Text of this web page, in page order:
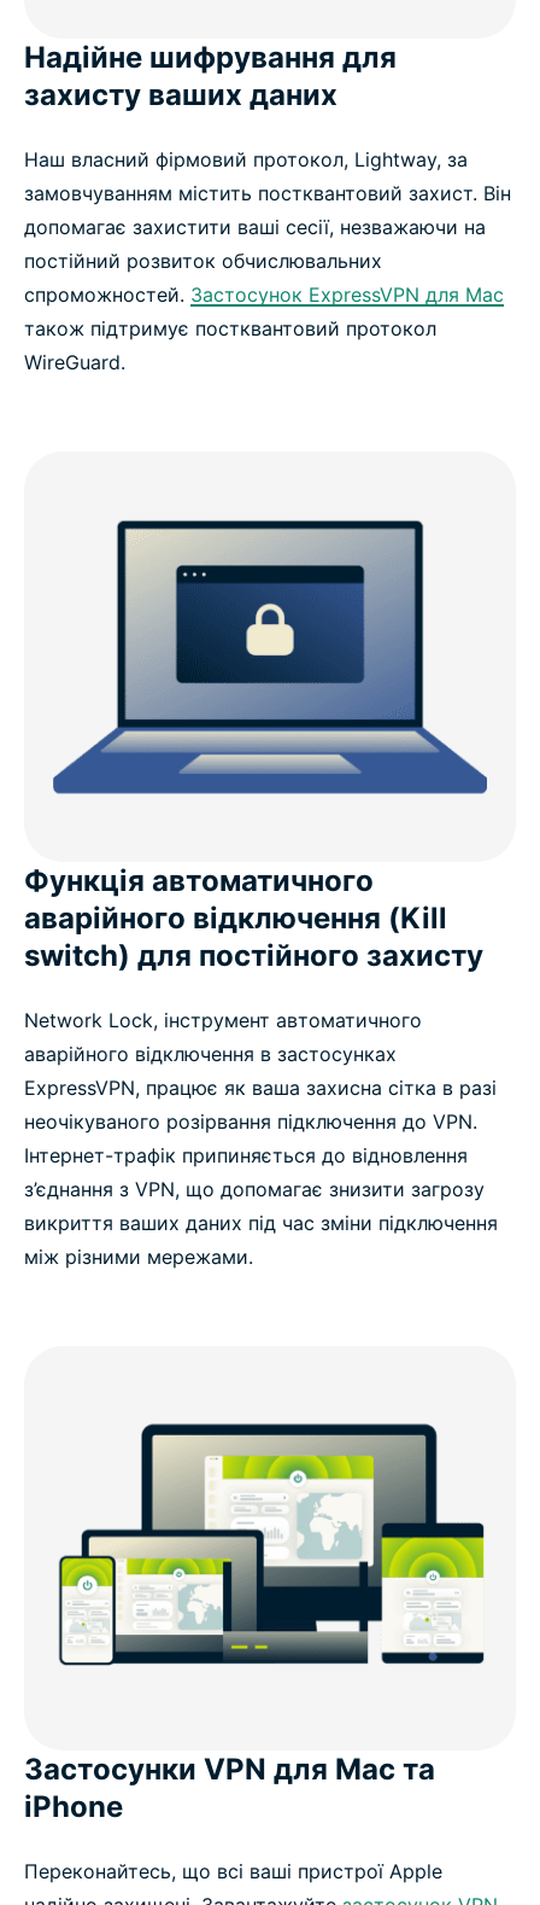
Надійне шифрування для
захисту ваших даних
Наш власний фірмовий протокол, Lightway, за
замовчуванням містить постквантовий захист. Він
допомагає захистити ваші сесії, незважаючи на
постійний розвиток обчислювальних
спроможностей. Застосунок ExpressVPN для Mac
також підтримує постквантовий протокол
WireGuard.
Функція автоматичного
аварійного відключення (Kill
switch) для постійного захисту
Network Lock, інструмент автоматичного
аварійного відключення в застосунках
ExpressVPN, працює як ваша захисна сітка в разі
неочікуваного розірвання підключення до VPN.
Інтернет-трафік припиняється до відновлення
з’єднання з VPN, що допомагає знизити загрозу
викриття ваших даних під час зміни підключення
між різними мережами.
Застосунки VPN для Mac та
iPhone
Переконайтесь, що всі ваші пристрої Apple